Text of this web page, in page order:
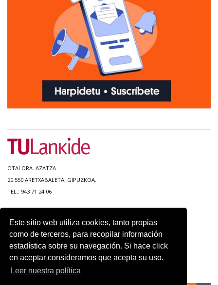
Este sitio web utiliza cookies, tanto propias
como de terceros, para recopilar información
estadística sobre su navegación. Si hace click
en aceptar consideramos que acepta su uso.
Leer nuestra política
OTALORA. AZATZA.
20.550 ARETXABALETA, GIPUZKOA.
TEL.: 943 71 24 06
ACCESIBILIDAD
CONTACTO
AVISO LEGAL
POLITICA DE PRIVACIDAD
USO DE COOKIES